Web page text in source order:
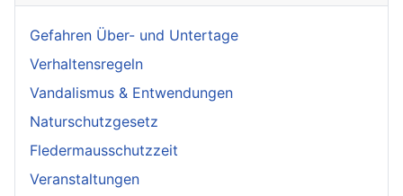
Gefahren Über- und Untertage
Verhaltensregeln
Vandalismus & Entwendungen
Naturschutzgesetz
Fledermausschutzzeit
Veranstaltungen